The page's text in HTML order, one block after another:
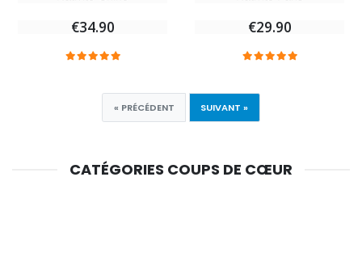
€34.90 €29.90
« PRÉCÉDENT SUIVANT »
CATÉGORIES COUPS DE CŒUR